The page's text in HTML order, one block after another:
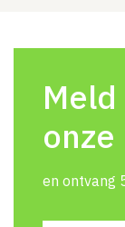
en ontvang